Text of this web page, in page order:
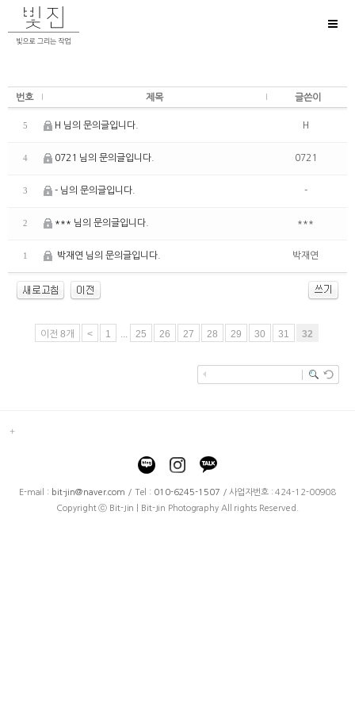
번호 제목 글쓴이
5 H 님의 문의글입니다. H
4 0721 님의 문의글입니다. 0721
3 - 님의 문의글입니다. -
2 *** 님의 문의글입니다. ***
1 박재연 님의 문의글입니다. 박재연
이전 8개 < 1 ... 25 26 27 28 29 30 31 32
E-mail : bit-jin@naver.com / Tel : 010-6245-1507 / 사업자번호 : 424-12-00908
Copyright ⓒ Bit-Jin | Bit-Jin Photography All rights Reserved.